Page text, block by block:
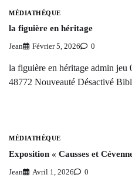
MÉDIATHÈQUE
la figuière en héritage
Jean Février 5, 2026 0
la figuière en héritage admin
48772 Nouveauté Désactivé
MÉDIATHÈQUE
Exposition « Causses et
Jean Avril 1, 2026 0